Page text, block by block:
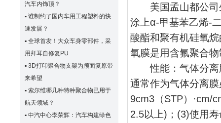
汽车内饰顶？
▪ 谁制约了国内车用工程塑料的快
速发展？
▪ 全球首发！大众车身零部件，采
用拜耳自修复PU
▪ 3D打印聚合物支架为颅面复原带
来希望
▪ 索尔维哪几种特种聚合物已用于
航天领域？
▪ 中汽中心李荣辉：汽车构建绿色
美国孟山都公司生
涂上α-甲基苯乙烯-
酸酯和聚有机硅氧
氧膜是用含氟聚合
性能：气体分离
通常作为气体分离
9cm3（STP）·cm/
2.5以上)；(3)使用